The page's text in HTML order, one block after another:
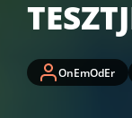
OnEmOdEr